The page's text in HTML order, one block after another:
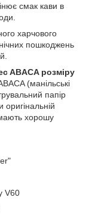
смак кави в
харчового
пошкоджень
ABACA розміру
(манільські
папір
хорошу
V60